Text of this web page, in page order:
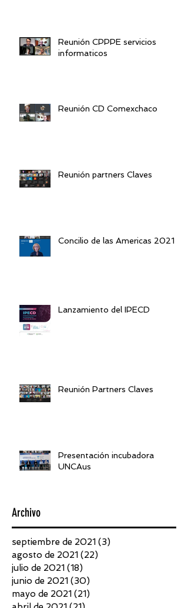
Reunión CPPPE servicios
informaticos
Reunión CD Comexchaco
Reunión partners Claves
Concilio de las Americas 2021
Lanzamiento del IPECD
Reunión Partners Claves
Presentación incubadora
UNCAus
Archivo
septiembre de 2021 (3)
agosto de 2021 (22)
julio de 2021 (18)
junio de 2021 (30)
mayo de 2021 (21)